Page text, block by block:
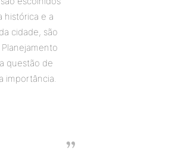
histórica e a
cidade, são
questão de
importância.